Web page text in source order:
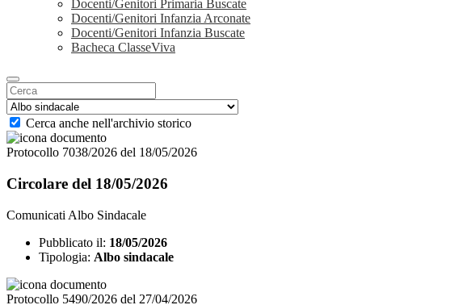
Docenti/Genitori Primaria Buscate
Docenti/Genitori Infanzia Arconate
Docenti/Genitori Infanzia Buscate
Bacheca ClasseViva
Cerca anche nell'archivio storico
Protocollo 7038/2026 del 18/05/2026
Circolare del 18/05/2026
Comunicati Albo Sindacale
Pubblicato il: 18/05/2026
Tipologia: Albo sindacale
Protocollo 5490/2026 del 27/04/2026